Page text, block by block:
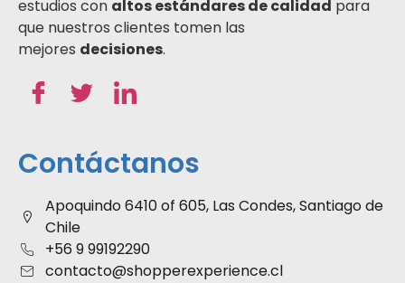
estudios con altos estándares de calidad para
que nuestros clientes tomen las
mejores decisiones.
Contáctanos
Apoquindo 6410 of 605, Las Condes, Santiago de
Chile
+56 9 99192290
contacto@shopperexperience.cl